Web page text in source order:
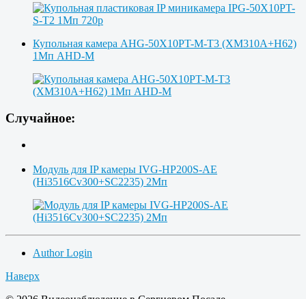
Купольная камера AHG-50X10PT-M-T3 (XM310A+H62)
1Мп AHD-M
Случайное:
Модуль для IP камеры IVG-HP200S-AE
(Hi3516Cv300+SC2235) 2Мп
Author Login
Наверх